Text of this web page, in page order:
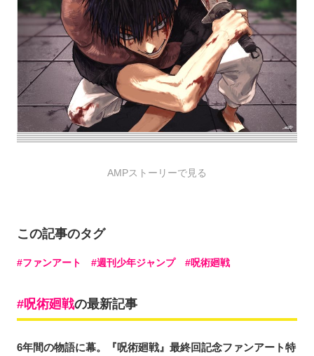
AMPストーリーで見る
この記事のタグ
ファンアート 週刊少年ジャンプ 呪術廻戦
呪術廻戦の最新記事
6年間の物語に幕。『呪術廻戦』最終回記念ファンアート特